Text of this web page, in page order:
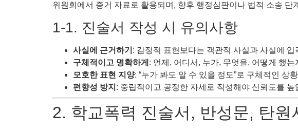
위원회에서 증거 자료로 활용되며, 향후 행정심판이나 법적 소송 단
1-1. 진술서 작성 시 유의사항
사실에 근거하기 : 감정적 표현보다는 객관적 사실과 사실에
구체적이고 명확하게 : 언제, 어디서, 누가, 무엇을, 어떻게 했
모호한 표현 지양: “누가 봐도 알 수 있을 정도”로 구체적인 상
편향성 방지 : 중립적이고 공정한 자세로 작성해야 신뢰도를 높
2. 학교폭력 진술서, 반성문, 탄원